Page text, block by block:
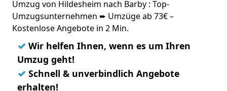
Umzug von Hildesheim nach Barby : Top-
Umzugsunternehmen ➨ Umzüge ab 73€ –
Kostenlose Angebote in 2 Min.
✓ Wir helfen Ihnen, wenn es um Ihren
Umzug geht!
✓ Schnell & unverbindlich Angebote
erhalten!